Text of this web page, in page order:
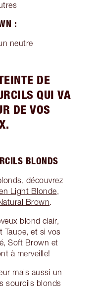
:
neutre
DE
QUI VA
DE VOS
BLONDS
découvrez
Light Blonde,
Brown.
blond clair,
Taupe, et si vos
Soft Brown et
à merveille!
mais aussi un
sourcils blonds